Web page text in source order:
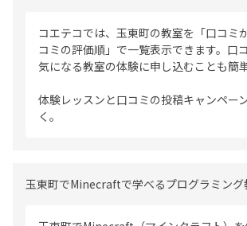
コエテコでは、玉東町の教室を「口コミ
コミの評価順」で一覧表示できます。口
気になる教室の体験に申し込むことも簡単
体験レッスンと口コミの投稿キャンペー
く。
玉東町でMinecraftで学べるプログラミング